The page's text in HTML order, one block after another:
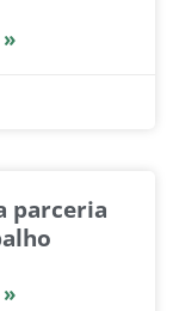
parceria